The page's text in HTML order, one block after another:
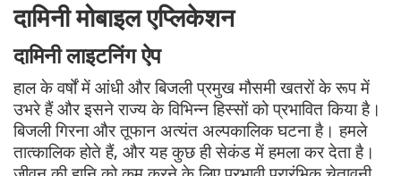
दामिनी मोबाइल एप्लिकेशन
दामिनी लाइटनिंग ऐप
हाल के वर्षों में आंधी और बिजली प्रमुख मौसमी खतरों के रूप में
उभरे हैं और इसने राज्य के विभिन्न हिस्सों को प्रभावित किया है।
बिजली गिरना और तूफान अत्यंत अल्पकालिक घटना है। हमले
तात्कालिक होते हैं, और यह कुछ ही सेकंड में हमला कर देता है।